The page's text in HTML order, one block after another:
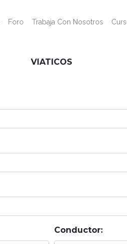
Foro Trabaja Con Nosotros
VIATICOS
Conductor: